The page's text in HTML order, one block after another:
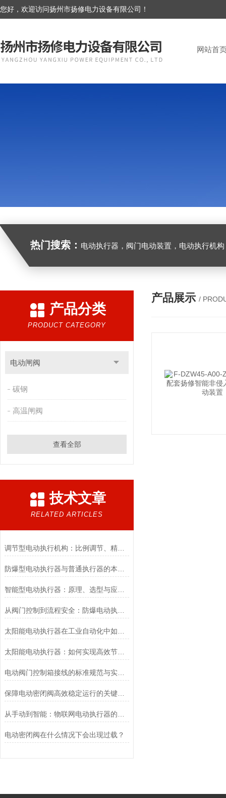
您好，欢迎访问扬州市扬修电力设备有限公司！
网站首
热门搜索： 电动执行器，阀门电动装置，电动执行机构，阀门驱动装置，电动头，角行
产品分类
PRODUCT CATEGORY
电动闸阀
碳钢
高温闸阀
查看全部
技术文章
RELATED ARTICLES
调节型电动执行机构：比例调节、精度控制要点
太阳能电动执行器：如何实现高效节能的自动化控制？
保障电动密闭阀高效稳定运行的关键举措
电动密闭阀在什么情况下会出现过载？
产品展示 /